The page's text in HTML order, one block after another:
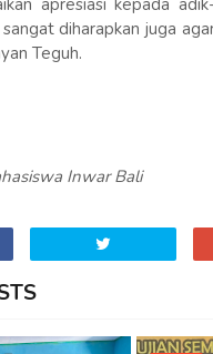
apresiasi kepada
diharapkan juga
Teguh.
Inwar Bali